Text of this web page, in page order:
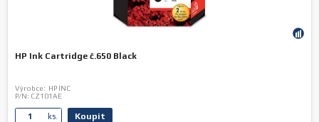
HP Ink Cartridge č.650 Black
Výrobce: HP INC
P/N: CZ101AE
ks. Koupit